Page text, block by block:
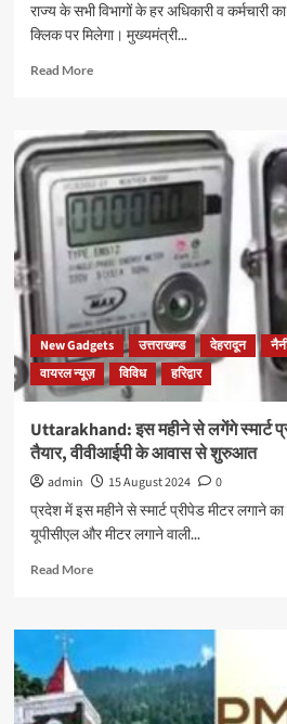
राज्य के सभी विभागों के हर अधिकारी व कर्मचारी
क्लिक पर मिलेगा। मुख्यमंत्री...
Read More
New Gadgets उत्तराखण्ड देहरादून
वायरल न्यूज़
विविध हरिद्वार
Uttarakhand: इस महीने से लगेंगे स्मार्ट
तैयार, वीवीआईपी के आवास से शुरुआत
admin 15 August 2024
0
प्रदेश में इस महीने से स्मार्ट प्रीपेड मीटर लगाने
यूपीसीएल और मीटर लगाने वाली...
Read More